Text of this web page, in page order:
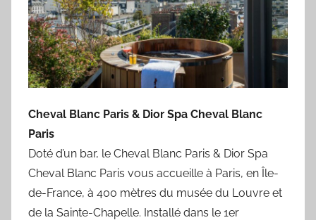
Cheval Blanc Paris & Dior Spa Cheval Blanc
Paris
Doté d’un bar, le Cheval Blanc Paris & Dior Spa
Cheval Blanc Paris vous accueille à Paris, en Île-
de-France, à 400 mètres du musée du Louvre et
de la Sainte-Chapelle. Installé dans le 1er